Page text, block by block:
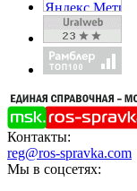
Контакты:
reg@ros-spravka.com
Мы в соцсетях: